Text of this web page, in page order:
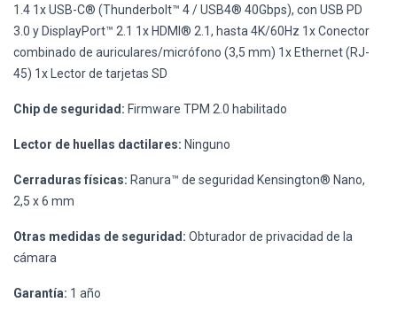
1.4 1x USB-C® (Thunderbolt™ 4 / USB4® 40Gbps), con USB PD
3.0 y DisplayPort™ 2.1 1x HDMI® 2.1, hasta 4K/60Hz 1x Conector
combinado de auriculares/micrófono (3,5 mm) 1x Ethernet (RJ-
45) 1x Lector de tarjetas SD
Chip de seguridad: Firmware TPM 2.0 habilitado
Lector de huellas dactilares: Ninguno
Cerraduras físicas: Ranura™ de seguridad Kensington® Nano,
2,5 x 6 mm
Otras medidas de seguridad: Obturador de privacidad de la
cámara
Garantía: 1 año